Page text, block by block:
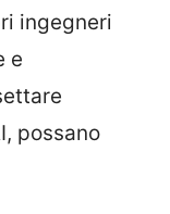
ingegneri
e
possano